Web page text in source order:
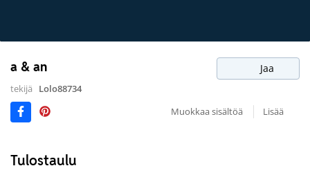
a & an Jaa
tekijä
Lolo88734
Muokkaa sisältöä
Lisää
Tulostaulu